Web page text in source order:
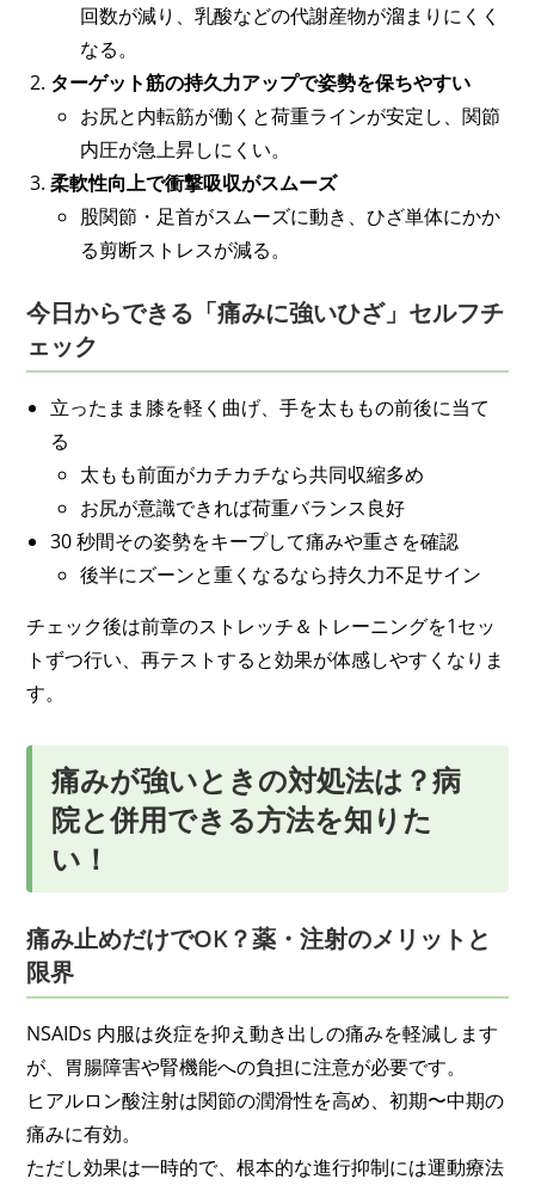
回数が減り、乳酸などの代謝産物が溜まりにくく
なる。
ターゲット筋の持久力アップで姿勢を保ちやすい
お尻と内転筋が働くと荷重ラインが安定し、関節
内圧が急上昇しにくい。
柔軟性向上で衝撃吸収がスムーズ
股関節・足首がスムーズに動き、ひざ単体にかか
る剪断ストレスが減る。
今日からできる「痛みに強いひざ」セルフチ
ェック
立ったまま膝を軽く曲げ、手を太ももの前後に当て
る
太もも前面がカチカチなら共同収縮多め
お尻が意識できれば荷重バランス良好
30 秒間その姿勢をキープして痛みや重さを確認
後半にズーンと重くなるなら持久力不足サイン
チェック後は前章のストレッチ＆トレーニングを1セッ
トずつ行い、再テストすると効果が体感しやすくなりま
す。
痛みが強いときの対処法は？病
院と併用できる方法を知りた
い！
痛み止めだけでOK？薬・注射のメリットと
限界
NSAIDs 内服は炎症を抑え動き出しの痛みを軽減します
が、胃腸障害や腎機能への負担に注意が必要です。
ヒアルロン酸注射は関節の潤滑性を高め、初期〜中期の
痛みに有効。
ただし効果は一時的で、根本的な進行抑制には運動療法